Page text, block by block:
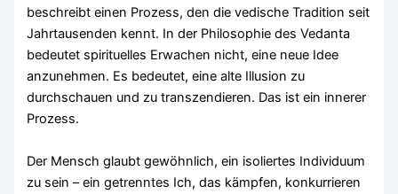
beschreibt einen Prozess, den die vedische Tradition seit
Jahrtausenden kennt. In der Philosophie des Vedanta
bedeutet spirituelles Erwachen nicht, eine neue Idee
anzunehmen. Es bedeutet, eine alte Illusion zu
durchschauen und zu transzendieren. Das ist ein innerer
Prozess.
Der Mensch glaubt gewöhnlich, ein isoliertes Individuum
zu sein – ein getrenntes Ich, das kämpfen, konkurrieren